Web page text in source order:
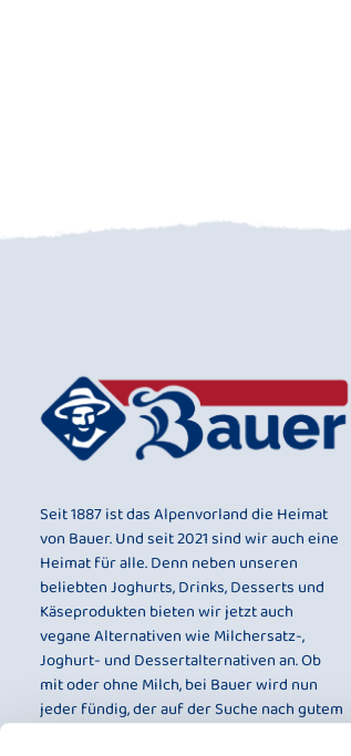
Seit 1887 ist das Alpenvorland die Heimat
von Bauer. Und seit 2021 sind wir auch eine
Heimat für alle. Denn neben unseren
beliebten Joghurts, Drinks, Desserts und
Käseprodukten bieten wir jetzt auch
vegane Alternativen wie Milchersatz-,
Joghurt- und Dessertalternativen an. Ob
mit oder ohne Milch, bei Bauer wird nun
jeder fündig, der auf der Suche nach gutem